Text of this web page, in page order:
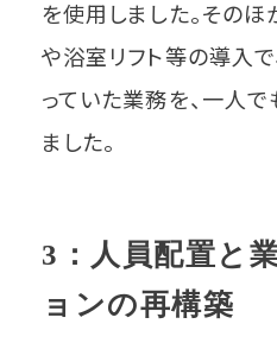
を使用しました。そのほ
や浴室リフト等の導入
っていた業務を、一人
ました。
3：人員配置と
ョンの再構築